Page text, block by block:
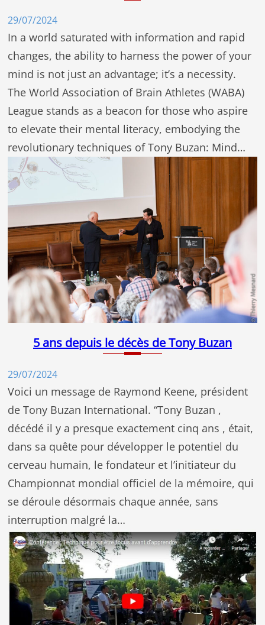
29/07/2024
In a world saturated with information and rapid
changes, the ability to harness the power of your
mind is not just an advantage; it’s a necessity.
The World Association of Brain Athletes (WABA)
League stands as a beacon for those who aspire
to elevate their mental literacy, embodying the
revolutionary techniques of Tony Buzan: Mind…
5 ans depuis le décès de Tony Buzan
29/07/2024
Voici un message de Raymond Keene, président
de Tony Buzan International. “Tony Buzan ,
décédé il y a presque exactement cinq ans , était,
dans sa quête pour développer le potentiel du
cerveau humain, le fondateur et l’initiateur du
Championnat mondial officiel de la mémoire, qui
se déroule désormais chaque année, sans
interruption malgré la…